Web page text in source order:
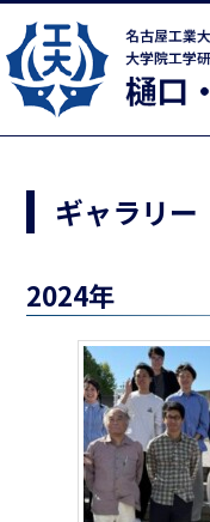
ギャラリー
2024年